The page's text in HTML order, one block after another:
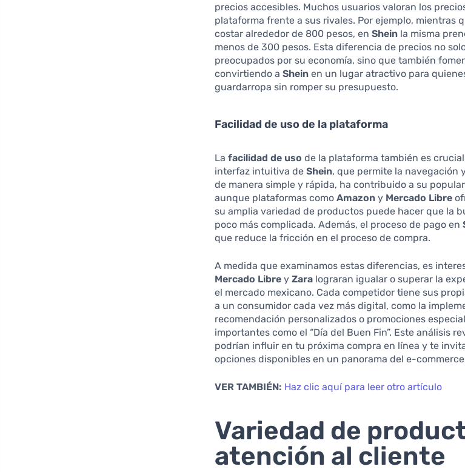
precios accesibles. Muchos usuarios valoran los
plataforma frente a sus rivales. Por ejemplo, mientras
costar alrededor de 800 pesos, enShein la misma
menos de 300 pesos. Esta diferencia de precios no
preocupados por su economía, sino que también
convirtiendo aShein en un lugar atractivo para
guardarropa sin romper su presupuesto.
Facilidad de uso de la plataforma
Lafacilidad de uso de la plataforma también es
interfaz intuitiva deShein, que permite la navegación
de manera simple y rápida, ha contribuido a su
aunque plataformas comoAmazon y Mercado Libre
su amplia variedad de productos puede hacer que la
poco más complicada. Además, el proceso de pago en
que reduce la fricción en el proceso de compra.
A medida que examinamos estas diferencias, es
Mercado Libre yZara lograran igualar o superar la
el mercado mexicano. Cada competidor tiene sus
a un consumidor cada vez más digital, como la
recomendación personalizados o promociones
importantes como el “Día del Buen Fin”. Este análisis
podrían influir en tu próxima compra en línea y te
opciones disponibles en un panorama del e-
VER TAMBIÉN: Haz clic aquí para leer otro artículo
Variedad de
atención al cliente